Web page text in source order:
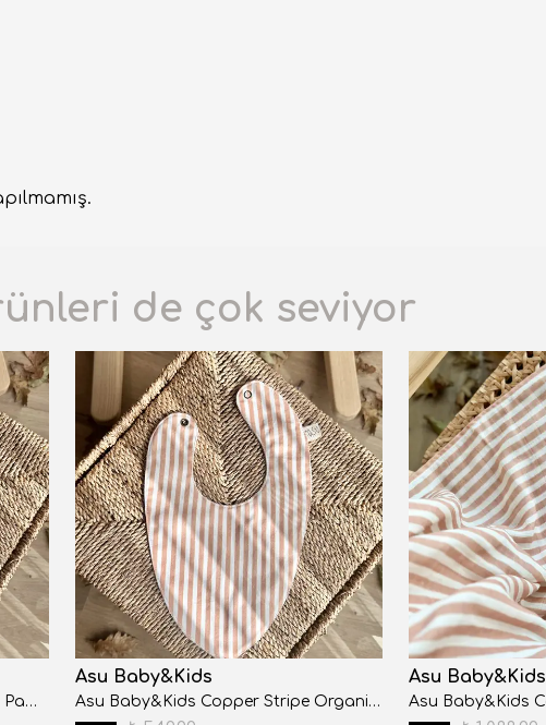
de çok seviyor
Asu Baby&Kids Mini Dot Organik Pamuk Önlük
Asu Baby&Kids
Asu Baby&Kids Copper Stripe Organik Pamuk Önlük
Asu Baby&Kids